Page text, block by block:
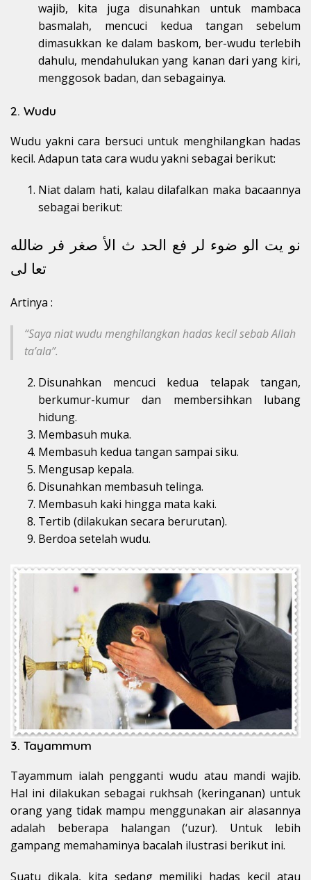
wajib, kita juga disunahkan untuk mambaca
basmalah, mencuci kedua tangan sebelum
dimasukkan ke dalam baskom, ber-wudu terlebih
dahulu, mendahulukan yang kanan dari yang kiri,
menggosok badan, dan sebagainya.
2. Wudu
Wudu yakni cara bersuci untuk menghilangkan hadas
kecil. Adapun tata cara wudu yakni sebagai berikut:
Niat dalam hati, kalau dilafalkan maka bacaannya
sebagai berikut:
نو يت الو ضوء لر فع الحد ث الأ صغر فر ضالله
تعا لى
Artinya :
“Saya niat wudu menghilangkan hadas kecil sebab Allah
ta’ala”.
Disunahkan mencuci kedua telapak tangan,
berkumur-kumur dan membersihkan lubang
hidung.
Membasuh muka.
Membasuh kedua tangan sampai siku.
Mengusap kepala.
Disunahkan membasuh telinga.
Membasuh kaki hingga mata kaki.
Tertib (dilakukan secara berurutan).
Berdoa setelah wudu.
3. Tayammum
Tayammum ialah pengganti wudu atau mandi wajib.
Hal ini dilakukan sebagai rukhsah (keringanan) untuk
orang yang tidak mampu menggunakan air alasannya
adalah beberapa halangan (‘uzur). Untuk lebih
gampang memahaminya bacalah ilustrasi berikut ini.
Suatu dikala, kita sedang memiliki hadas kecil atau